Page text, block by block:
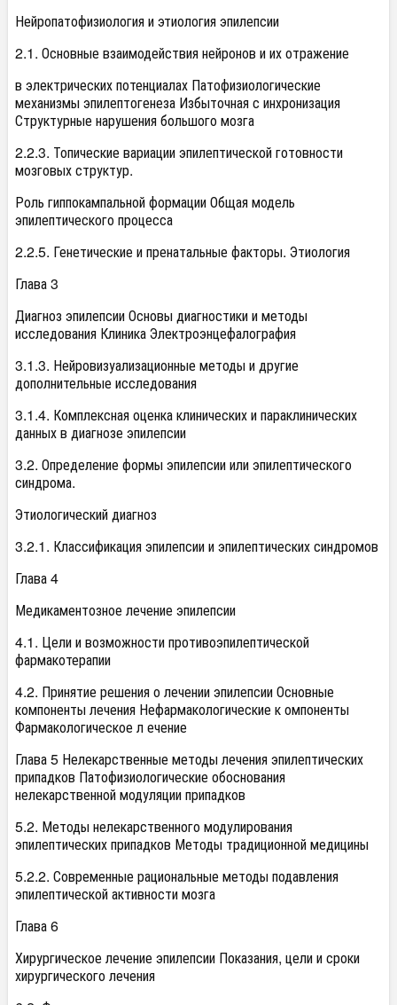
Нейропатофизиология и этиология эпилепсии
2.1. Основные взаимодействия нейронов и их отражение
в электрических потенциалах Патофизиологические
механизмы эпилептогенеза Избыточная с инхронизация
Структурные нарушения большого мозга
2.2.3. Топические вариации эпилептической готовности
мозговых структур.
Роль гиппокампальной формации Общая модель
эпилептического процесса
2.2.5. Генетические и пренатальные факторы. Этиология
Глава 3
Диагноз эпилепсии Основы диагностики и методы
исследования Клиника Электроэнцефалография
3.1.3. Нейровизуализационные методы и другие
дополнительные исследования
3.1.4. Комплексная оценка клинических и параклинических
данных в диагнозе эпилепсии
3.2. Определение формы эпилепсии или эпилептического
синдрома.
Этиологический диагноз
3.2.1. Классификация эпилепсии и эпилептических синдромов
Глава 4
Медикаментозное лечение эпилепсии
4.1. Цели и возможности противоэпилептической
фармакотерапии
4.2. Принятие решения о лечении эпилепсии Основные
компоненты лечения Нефармакологические к омпоненты
Фармакологическое л ечение
Глава 5 Нелекарственные методы лечения эпилептических
припадков Патофизиологические обоснования
нелекарственной модуляции припадков
5.2. Методы нелекарственного модулирования
эпилептических припадков Методы традиционной медицины
5.2.2. Современные рациональные методы подавления
эпилептической активности мозга
Глава 6
Хирургическое лечение эпилепсии Показания, цели и сроки
хирургического лечения